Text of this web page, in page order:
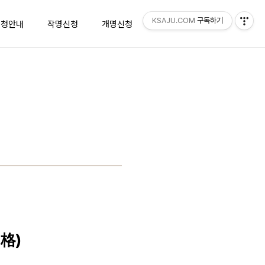
안내 작명신청 개명신청 리뷰 지도
)
KSAJU.COM 구독하기